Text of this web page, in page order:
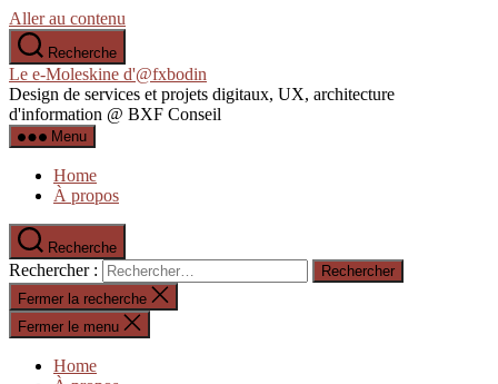
Aller au contenu
Recherche
Le e-Moleskine d'@fxbodin
Design de services et projets digitaux, UX, architecture
d'information @ BXF Conseil
Menu
Home
À propos
Recherche
Rechercher :
Fermer la recherche
Fermer le menu
Home